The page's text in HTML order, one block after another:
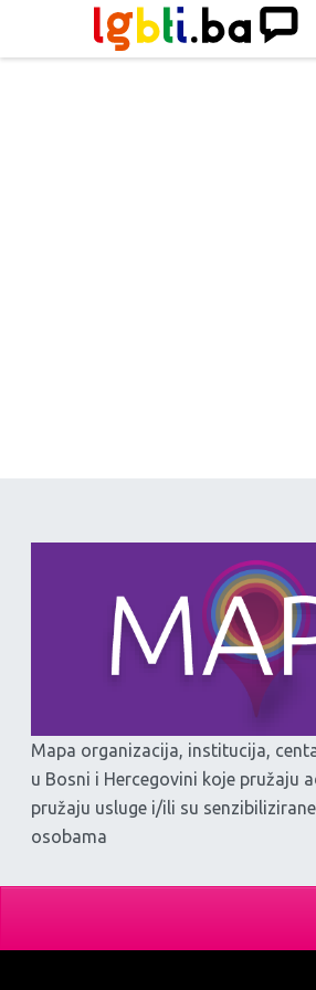
Mapa organizacija, institucija,
u Bosni i Hercegovini koje pružaju
pružaju usluge i/ili su
osobama